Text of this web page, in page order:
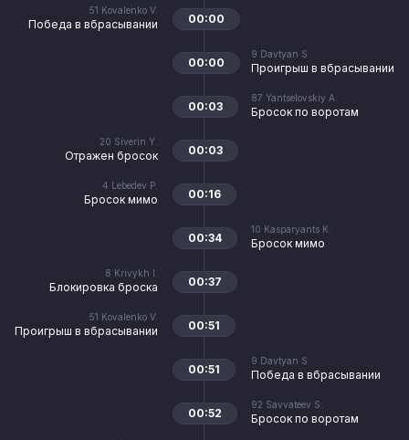
51 Kovalenko V.
Победа в вбрасывании 00:00
9 Davtyan S.
Проигрыш в вбрасывании
00:00
87 Yantselovskiy A.
Бросок по воротам
00:03
20 Siverin Y.
Отражен бросок 00:03
4 Lebedev P.
Бросок мимо 00:16
10 Kasparyants K.
Бросок мимо
00:34
8 Krivykh I.
Блокировка броска 00:37
51 Kovalenko V.
Проигрыш в вбрасывании 00:51
9 Davtyan S.
Победа в вбрасывании
00:51
92 Savvateev S.
Бросок по воротам
00:52